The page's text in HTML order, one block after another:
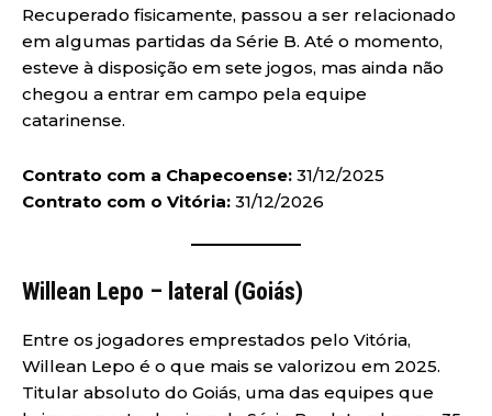
Recuperado fisicamente, passou a ser relacionado
em algumas partidas da Série B. Até o momento,
esteve à disposição em sete jogos, mas ainda não
chegou a entrar em campo pela equipe
catarinense.
Contrato com a Chapecoense: 31/12/2025
Contrato com o Vitória: 31/12/2026
Willean Lepo – lateral (Goiás)
Entre os jogadores emprestados pelo Vitória,
Willean Lepo é o que mais se valorizou em 2025.
Titular absoluto do Goiás, uma das equipes que